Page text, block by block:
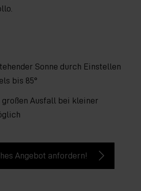
Sonne durch Einstellen
bis 85°
Ausfall bei kleiner
Angebot anfordern!